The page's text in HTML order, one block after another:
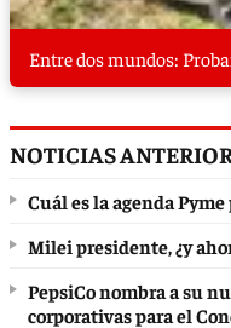
Entre dos mundos:
NOTICIAS
Cuál es la agenda
Milei presidente, ¿y
PepsiCo nombra a su
corporativas para el